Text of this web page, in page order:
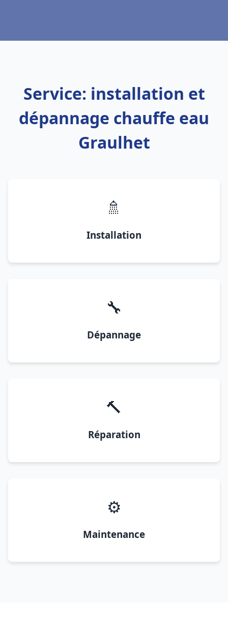
Service: installation et
dépannage chauffe eau
Graulhet
🚿
Installation
🔧
Dépannage
🔨
Réparation
⚙️
Maintenance